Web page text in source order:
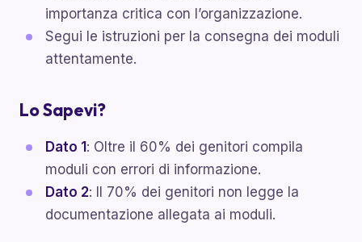
importanza critica con l’organizzazione.
Segui le istruzioni per la consegna dei moduli
attentamente.
Lo Sapevi?
Dato 1 : Oltre il 60% dei genitori compila
moduli con errori di informazione.
Dato 2: Il 70% dei genitori non legge la
documentazione allegata ai moduli.